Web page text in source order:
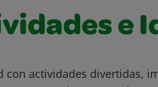
e
con actividades divertidas,